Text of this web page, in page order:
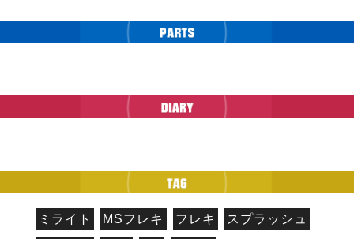
ミライト MSフレキ フレキ スプラッシュ